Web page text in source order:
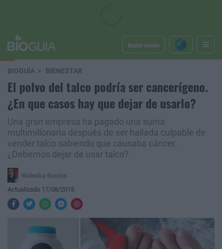
Iniciar sesión
BIOGUÍA BIENESTAR
El polvo del talco podría ser cancerígeno.
¿En que casos hay que dejar de usarlo?
Una gran empresa ha pagado una suma
multimillonaria después de ser hallada culpable de
vender talco sabiendo que causaba cáncer.
¿Debemos dejar de usar talco?
Waleska Bustos
Actualizado 17/08/2018